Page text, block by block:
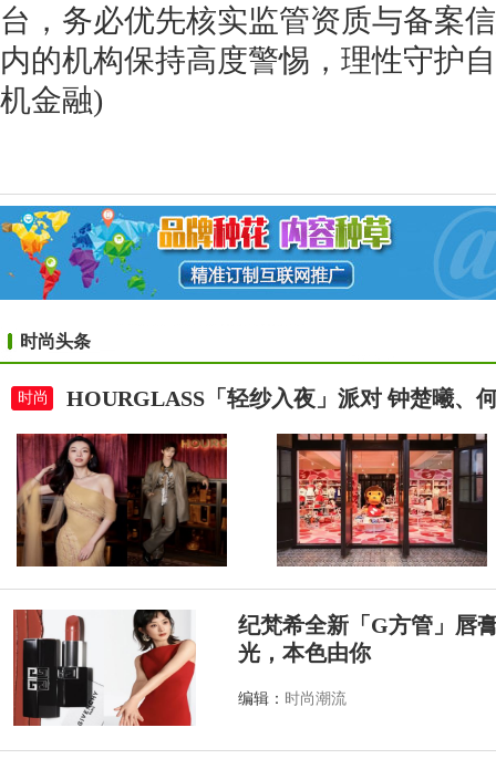
台，务必优先核实监管资质与备案
内的机构保持高度警惕，理性守护
机金融)
时尚头条
时尚 HOURGLASS「轻纱入夜」派对 钟楚曦、
纪梵希全新「G方管」唇
光，本色由你
编辑： 时尚潮流